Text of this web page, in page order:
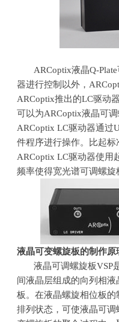
ARCoptix液晶Q-Plate
器进行控制以外，
ARCoptix推出的LC驱动
可以为ARCoptix液晶可
ARCoptix LC驱动器通过
件程序进行操作。比起标
ARCoptix LC驱动器使用
频率使得宽光谱可调螺旋
液晶可变螺旋板的制作原
液晶可调螺旋板VSP
间液晶层组成的向列相
板。在液晶螺旋相位板
排列状态，可使液晶可